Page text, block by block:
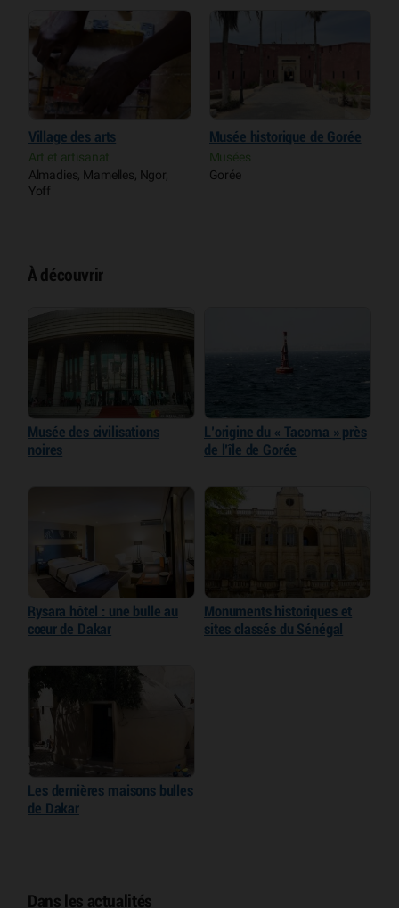
Village des arts
Art et artisanat
Almadies, Mamelles, Ngor,
Yoff
Musée historique de Gorée
Musées
Gorée
À découvrir
Musée des civilisations
noires
L’origine du « Tacoma » près
de l’île de Gorée
Rysara hôtel : une bulle au
cœur de Dakar
Monuments historiques et
sites classés du Sénégal
Les dernières maisons bulles
de Dakar
Dans les actualités